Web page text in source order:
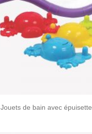
Jouets de bain avec épuisette